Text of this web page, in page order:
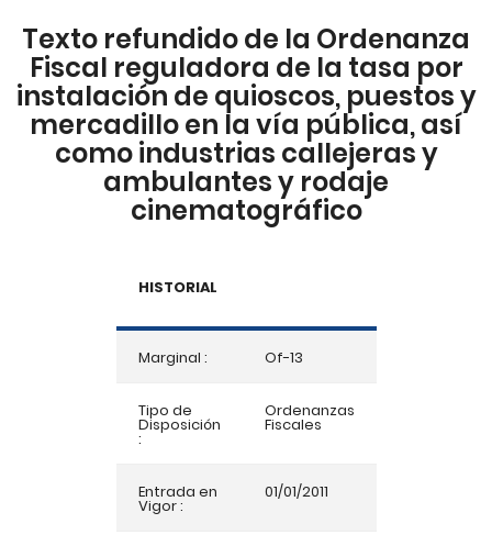
Texto refundido de la Ordenanza
Fiscal reguladora de la tasa por
instalación de quioscos, puestos y
mercadillo en la vía pública, así
como industrias callejeras y
ambulantes y rodaje
cinematográfico
HISTORIAL
Marginal : Of-13
Tipo de
Disposición
:
Ordenanzas
Fiscales
Entrada en
Vigor :
01/01/2011